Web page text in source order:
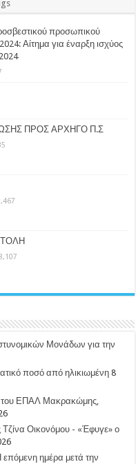
προσωπικού
Αίτημα για έναρξη ισχύος
ΠΡΟΣ ΑΡΧΗΓΟ Π.Σ
Μονάδων για την
ποσό από ηλικιωμένη 8
του ΕΠΑΛ Μακρακώμης,
Τζίνα Οικονόμου - «Έφυγε» ο
επόμενη ημέρα μετά την